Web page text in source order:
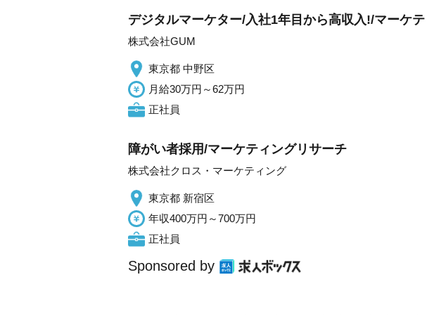
デジタルマーケター/入社1年目から高収入!/マーケ
株式会社GUM
東京都 中野区
月給30万円～62万円
正社員
障がい者採用/マーケティングリサーチ
株式会社クロス・マーケティング
東京都 新宿区
年収400万円～700万円
正社員
Sponsored by